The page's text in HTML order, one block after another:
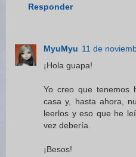
Responder
MyuMyu 11 de
¡Hola guapa!
Yo creo que tenemos
casa y, hasta ahora,
leerlos y eso que he
vez debería.
¡Besos!